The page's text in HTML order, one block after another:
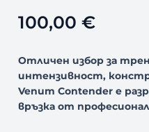
100,00 €
Отличен избор за
интензивност,
Venum Contender е
връзка от